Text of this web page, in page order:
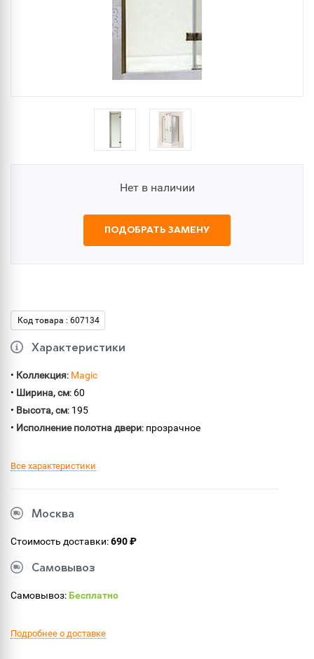
Нет в наличии
ПОДОБРАТЬ ЗАМЕНУ
Код товара : 607134
Характеристики
• Коллекция: Magic
• Ширина, см: 60
• Высота, см: 195
• Исполнение полотна двери: прозрачное
Все характеристики
Москва
Стоимость доставки:690 ₽
Самовывоз
Самовывоз:Бесплатно
Подробнее о доставке